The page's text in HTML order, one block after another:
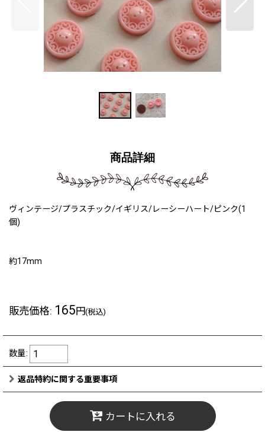
商品詳細
ヴィンテージ/プラスチック/イギリス/レーシーハート/ピンク(1
個)
約17mm
販売価格: 165円(税込)
数量:
返品特約に関する重要事項
カートに入れる